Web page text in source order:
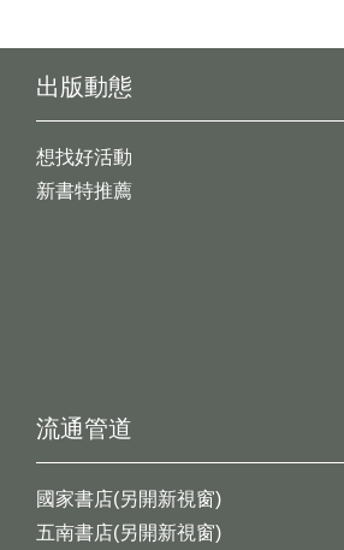
出版動態
想找好活動
新書特推薦
流通管道
國家書店(另開新視窗)
五南書店(另開新視窗)